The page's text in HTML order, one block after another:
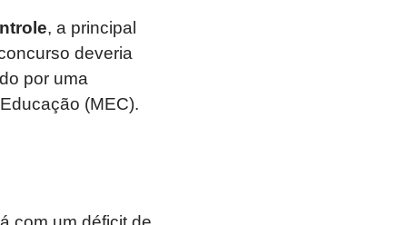
, a principal
deveria
por uma
(MEC).